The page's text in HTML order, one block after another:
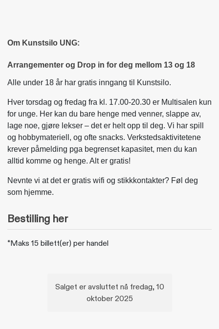
Om Kunstsilo UNG:
Arrangementer og Drop in for deg mellom 13 og 18
Alle under 18 år har gratis inngang til Kunstsilo.
Hver torsdag og fredag fra kl. 17.00-20.30 er Multisalen kun
for unge. Her kan du bare henge med venner, slappe av,
lage noe, gjøre lekser – det er helt opp til deg. Vi har spill
og hobbymateriell, og ofte snacks. Verkstedsaktivitetene
krever påmelding pga begrenset kapasitet, men du kan
alltid komme og henge. Alt er gratis!
Nevnte vi at det er gratis wifi og stikkkontakter? Føl deg
som hjemme.
Bestilling her
*Maks 15 billett(er) per handel
Salget er avsluttet nå fredag, 10
oktober 2025